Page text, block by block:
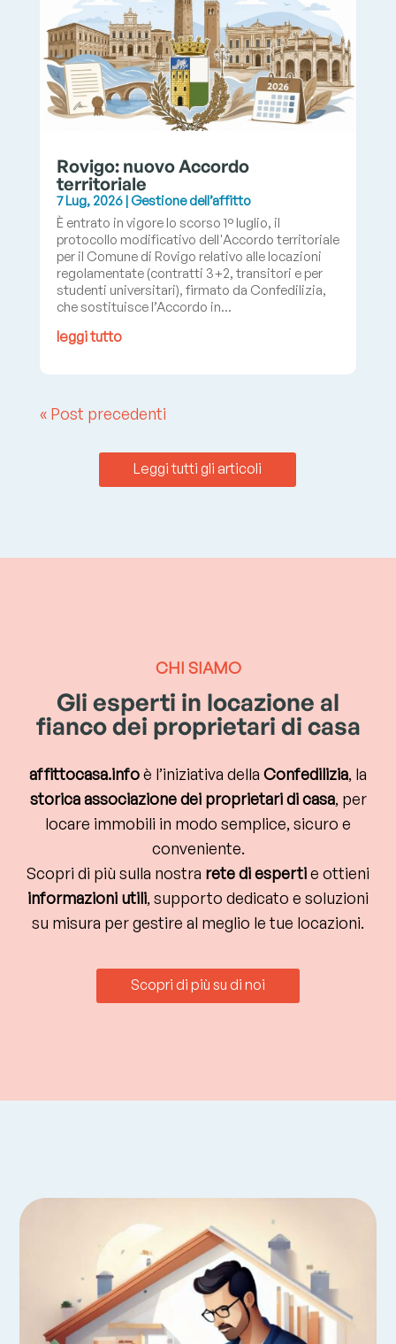
Rovigo: nuovo Accordo
territoriale
7 Lug, 2026|Gestione dell’affitto
È entrato in vigore lo scorso 1° luglio, il
protocollo modificativo dell'Accordo territoriale
per il Comune di Rovigo relativo alle locazioni
regolamentate (contratti 3+2, transitori e per
studenti universitari), firmato da Confedilizia,
che sostituisce l’Accordo in...
leggi tutto
« Post precedenti
Leggi tutti gli articoli
CHI SIAMO
Gli esperti in locazione al
fianco dei proprietari di casa
affittocasa.infoè l’iniziativa della Confedilizia, la
storica associazione dei proprietari di casa, per
locare immobili in modo semplice, sicuro e
conveniente.
Scopri di più sulla nostra rete di espertie ottieni
informazioni utili, supporto dedicato e soluzioni
su misura per gestire al meglio le tue locazioni.
Scopri di più su di noi